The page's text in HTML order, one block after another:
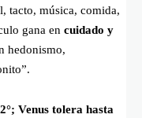
tacto, música, comida,
gana en cuidado y
hedonismo,
Venus tolera hasta